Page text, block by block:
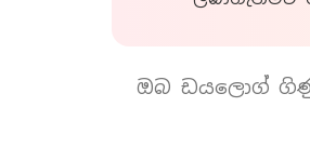
ඔබ ඩයලොග්